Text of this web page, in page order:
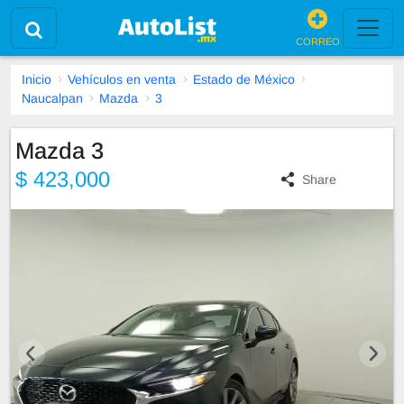
CORREO
Inicio Vehículos en venta
Estado de México
Naucalpan
Mazda 3
Mazda 3
$ 423,000 Share